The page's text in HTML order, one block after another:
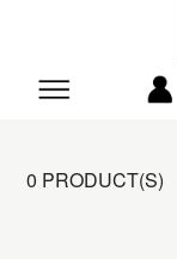
0 PRODUCT(S)